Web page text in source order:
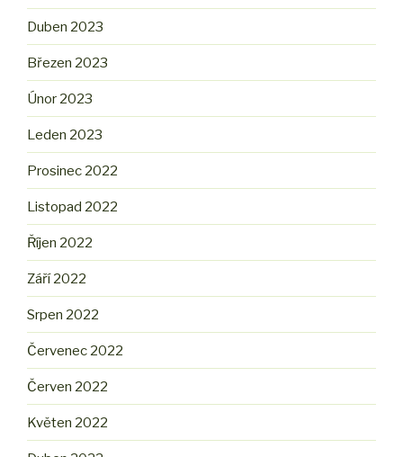
Duben 2023
Březen 2023
Únor 2023
Leden 2023
Prosinec 2022
Listopad 2022
Říjen 2022
Září 2022
Srpen 2022
Červenec 2022
Červen 2022
Květen 2022